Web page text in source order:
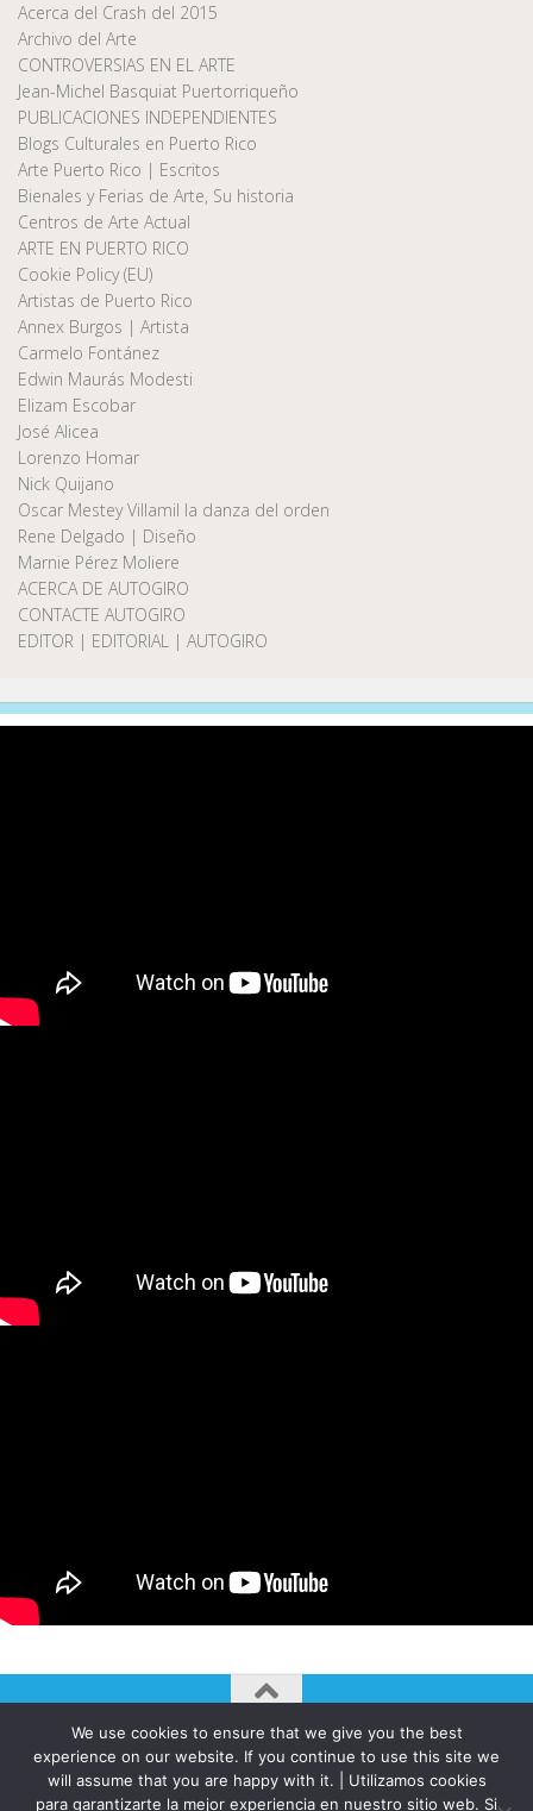
Acerca del Crash del 2015
Archivo del Arte
CONTROVERSIAS EN EL ARTE
Jean-Michel Basquiat Puertorriqueño
PUBLICACIONES INDEPENDIENTES
Blogs Culturales en Puerto Rico
Arte Puerto Rico | Escritos
Bienales y Ferias de Arte, Su historia
Centros de Arte Actual
ARTE EN PUERTO RICO
Cookie Policy (EU)
Artistas de Puerto Rico
Annex Burgos | Artista
Carmelo Fontánez
Edwin Maurás Modesti
Elizam Escobar
José Alicea
Lorenzo Homar
Nick Quijano
Oscar Mestey Villamil la danza del orden
Rene Delgado | Diseño
Marnie Pérez Moliere
ACERCA DE AUTOGIRO
CONTACTE AUTOGIRO
EDITOR | EDITORIAL | AUTOGIRO
AUTOGIRO/el giro del arte actual © JAVIER MARTINEZ 2026. All
Rights Reserved.
Funciona con - Diseñado con elTema Hueman
We use cookies to ensure that we give you the best
experience on our website. If you continue to use this site we
will assume that you are happy with it. | Utilizamos cookies
para garantizarte la mejor experiencia en nuestro sitio web. Si